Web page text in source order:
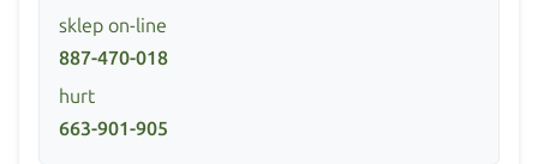
sklep on-line
887-470-018
hurt
663-901-905